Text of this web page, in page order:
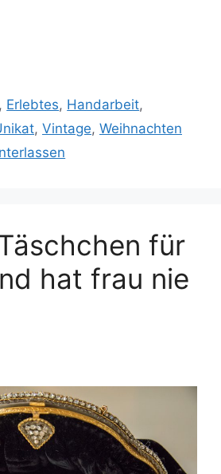
, Erlebtes, Handarbeit,
, Vintage, Weihnachten
für
hat frau nie